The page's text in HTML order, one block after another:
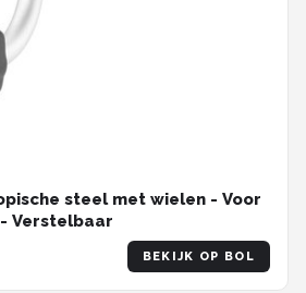
steel met wielen - Voor
Verstelbaar
BEKIJK OP BOL